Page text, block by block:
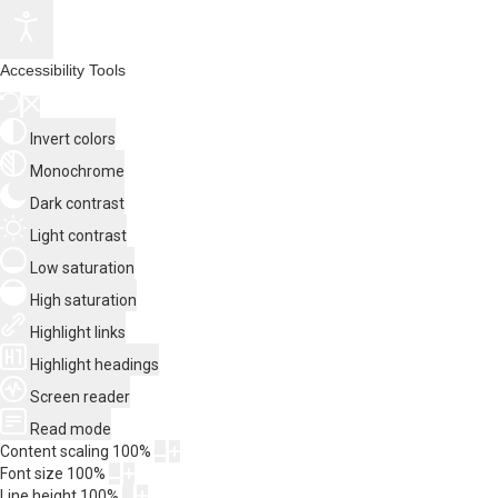
Accessibility Tools
Invert colors
Monochrome
Dark contrast
Light contrast
Low saturation
High saturation
Highlight links
Highlight headings
Screen reader
Read mode
Content scaling 100%
Font size 100%